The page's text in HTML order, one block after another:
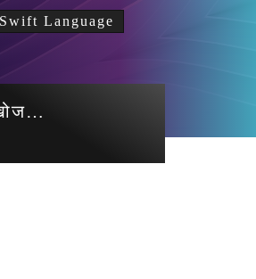
Swift Language